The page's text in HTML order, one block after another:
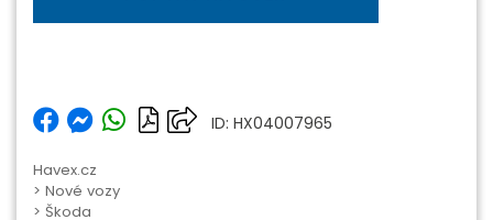
ID: HX04007965
Havex.cz
> Nové vozy
> Škoda